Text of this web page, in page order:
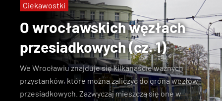
O wrocławskich węzłach
przesiadkowych (cz. 1)
We Wrocławiu znajduje się kilkanaście ważnych
przystanków, które można zaliczyć do grona węzłów
przesiadkowych. Zazwyczaj mieszczą się one w
Ciekawostki